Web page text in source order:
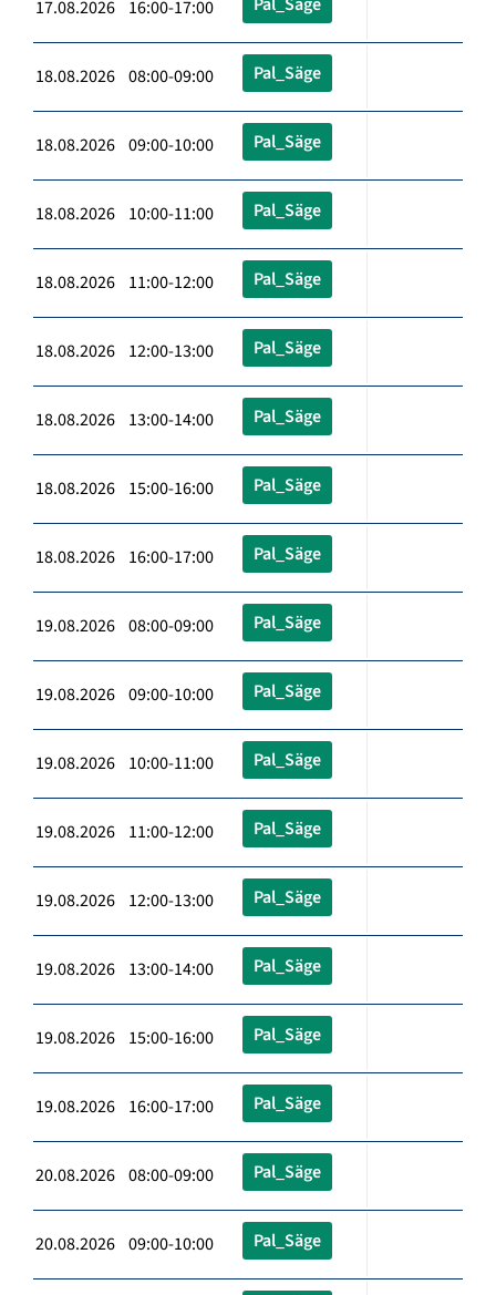
17.08.2026 16:00-17:00
18.08.2026 08:00-09:00 Pal_Säge
18.08.2026 09:00-10:00 Pal_Säge
18.08.2026 10:00-11:00 Pal_Säge
18.08.2026 11:00-12:00 Pal_Säge
18.08.2026 12:00-13:00 Pal_Säge
18.08.2026 13:00-14:00 Pal_Säge
18.08.2026 15:00-16:00 Pal_Säge
18.08.2026 16:00-17:00 Pal_Säge
19.08.2026 08:00-09:00 Pal_Säge
19.08.2026 09:00-10:00 Pal_Säge
19.08.2026 10:00-11:00 Pal_Säge
19.08.2026 11:00-12:00 Pal_Säge
19.08.2026 12:00-13:00 Pal_Säge
19.08.2026 13:00-14:00 Pal_Säge
19.08.2026 15:00-16:00 Pal_Säge
19.08.2026 16:00-17:00 Pal_Säge
20.08.2026 08:00-09:00 Pal_Säge
20.08.2026 09:00-10:00 Pal_Säge